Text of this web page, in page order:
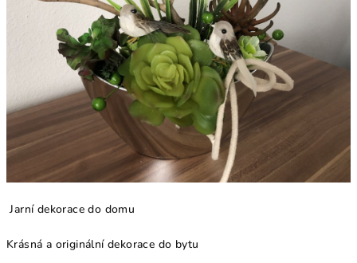
Jarní dekorace do domu
Krásná a originální dekorace do bytu